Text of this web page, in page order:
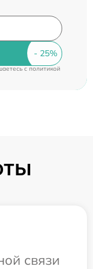
cполитикой
связи